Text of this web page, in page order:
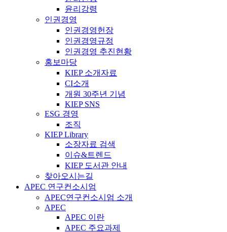
윤리강령
인권경영
인권경영헌장
인권경영규정
인권경영 추진현황
홍보마당
KIEP 소개자료
CI소개
개원 30주년 기념
KIEP SNS
ESG 경영
조직
KIEP Library
소장자료 검색
이슈&트렌드
KIEP 도서관 안내
찾아오시는길
APEC 연구컨소시엄
APEC연구컨소시엄 소개
APEC
APEC 이란
APEC 주요과제